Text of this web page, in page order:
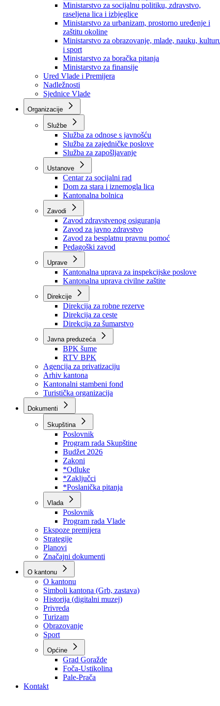
Ministarstvo za privredu
Ministarstvo za pravosuđe, upravu i radne odnose
Ministarstvo za unutrašnje poslove
Ministarstvo za socijalnu politiku, zdravstvo,
raseljena lica i izbjeglice
Ministarstvo za urbanizam, prostorno uređenje i
zaštitu okoline
Ministarstvo za obrazovanje, mlade, nauku,
i sport
Ministarstvo za boračka pitanja
Ministarstvo za finansije
Ured Vlade i Premijera
Nadležnosti
Sjednice Vlade
Organizacije
Službe
Služba za odnose s javnošću
Služba za zajedničke poslove
Služba za zapošljavanje
Ustanove
Centar za socijalni rad
Dom za stara i iznemogla lica
Kantonalna bolnica
Zavodi
Zavod zdravstvenog osiguranja
Zavod za javno zdravstvo
Zavod za besplatnu pravnu pomoć
Pedagoški zavod
Kantonalna uprava za inspekcijske poslove
Kantonalna uprava civilne zaštite
Direkcije
Direkcija za robne rezerve
Direkcija za ceste
Direkcija za šumarstvo
Javna preduzeća
BPK šume
RTV BPK
Agencija za privatizaciju
Arhiv kantona
Kantonalni stambeni fond
Turistička organizacija
Dokumenti
Skupština
Poslovnik
Program rada Skupštine
Budžet 2026
Zakoni
*Odluke
*Zaključci
*Poslanička pitanja
Vlada
Poslovnik
Program rada Vlade
Ekspoze premijera
Strategije
Planovi
Značajni dokumenti
O kantonu
O kantonu
Simboli kantona (Grb, zastava)
Historija (digitalni muzej)
Privreda
Turizam
Obrazovanje
Sport
Općine